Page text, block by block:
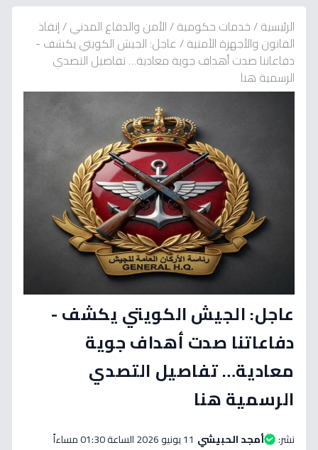
الرئيسية/خدمات حكومية/الأمن والدفاع المدني/إنفاذ
القانون والأجهزة الأمنية/عاجل: الجيش الكويتي يكشف -
دفاعاتنا صدت أهداف جوية معادية… تفاصيل التصدي
الرسمية هنا
عاجل: الجيش الكويتي يكشف -
دفاعاتنا صدت أهداف جوية
معادية… تفاصيل التصدي
الرسمية هنا
نشر: أمجد الحبيشي 11 يونيو 2026 الساعة 01:30 مساءاً